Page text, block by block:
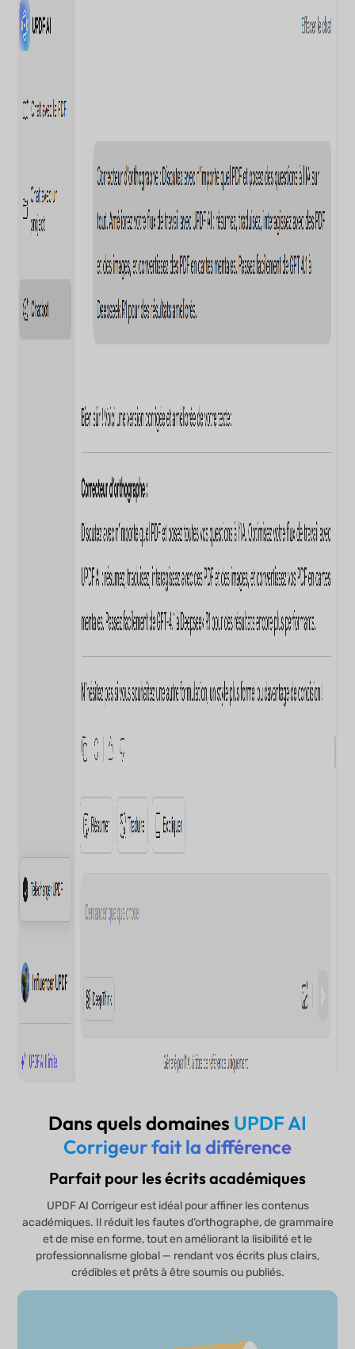
Dans quels domaines UPDF AI
Corrigeur fait la différence
Parfait pour les écrits académiques
UPDF AI Corrigeur est idéal pour affiner les contenus
académiques. Il réduit les fautes d’orthographe, de grammaire
et de mise en forme, tout en améliorant la lisibilité et le
professionnalisme global — rendant vos écrits plus clairs,
crédibles et prêts à être soumis ou publiés.